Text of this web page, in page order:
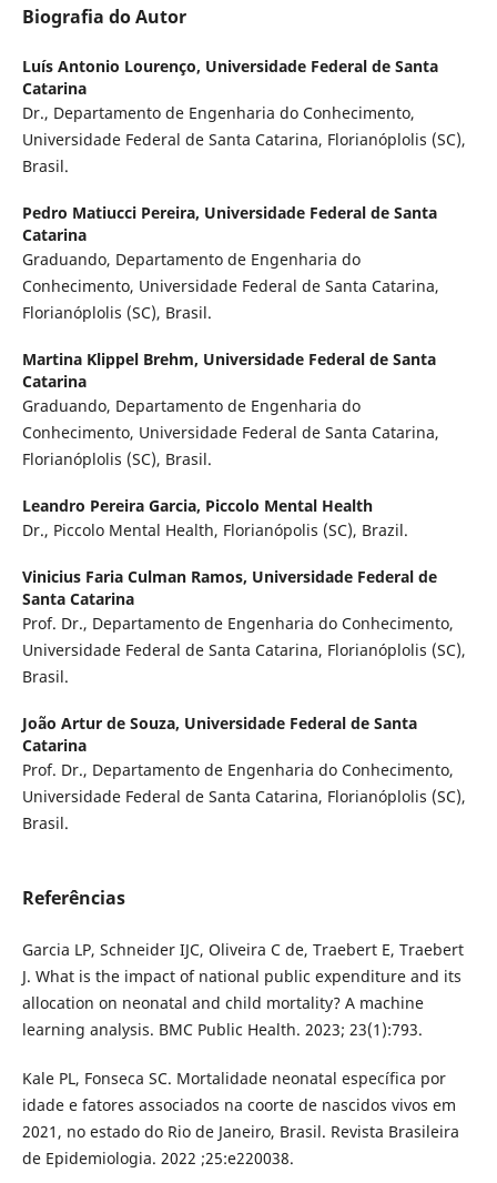
Biografia do Autor
Luís Antonio Lourenço, Universidade Federal de Santa
Catarina
Dr., Departamento de Engenharia do Conhecimento,
Universidade Federal de Santa Catarina, Florianóplolis (SC),
Brasil.
Pedro Matiucci Pereira, Universidade Federal de Santa
Catarina
Graduando, Departamento de Engenharia do
Conhecimento, Universidade Federal de Santa Catarina,
Florianóplolis (SC), Brasil.
Martina Klippel Brehm, Universidade Federal de Santa
Catarina
Graduando, Departamento de Engenharia do
Conhecimento, Universidade Federal de Santa Catarina,
Florianóplolis (SC), Brasil.
Leandro Pereira Garcia, Piccolo Mental Health
Dr., Piccolo Mental Health, Florianópolis (SC), Brazil.
Vinicius Faria Culman Ramos, Universidade Federal de
Santa Catarina
Prof. Dr., Departamento de Engenharia do Conhecimento,
Universidade Federal de Santa Catarina, Florianóplolis (SC),
Brasil.
João Artur de Souza, Universidade Federal de Santa
Catarina
Prof. Dr., Departamento de Engenharia do Conhecimento,
Universidade Federal de Santa Catarina, Florianóplolis (SC),
Brasil.
Referências
Garcia LP, Schneider IJC, Oliveira C de, Traebert E, Traebert
J. What is the impact of national public expenditure and its
allocation on neonatal and child mortality? A machine
learning analysis. BMC Public Health. 2023; 23(1):793.
Kale PL, Fonseca SC. Mortalidade neonatal específica por
idade e fatores associados na coorte de nascidos vivos em
2021, no estado do Rio de Janeiro, Brasil. Revista Brasileira
de Epidemiologia. 2022 ;25:e220038.